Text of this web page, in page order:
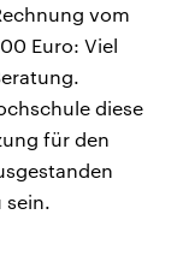
vom
Euro: Viel
diese
für den
sein.